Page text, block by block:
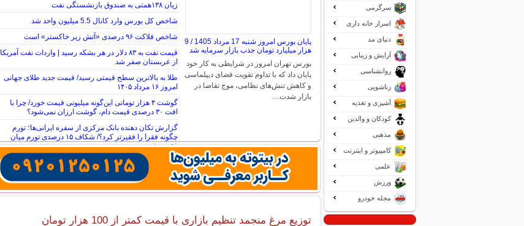
پایان بورس امروز شنبه 17 مرداد 1405 / 9
هزار میلیارد تومان جذب بازار سرمایه شد
بورس تهران امروز در شرایطی به کار خود
پایان داد که با تداوم تقویت فضای دیپلماسی
و کاهش تنش‌های نظامی، موج تقاضا در
بازار شدت…
زیان ۱۳۸همتی به صندوق بازنشستگی نفت
شاخص کل بورس وارد کانال 5.5 میلیون واحد شد
شاخص فلاکت ۹۶ درصدی «آتش زیر خاکستر» است
قیمت نفت به ۸۳ دلار در هر بشکه رسید | واردات نفت آمریکا
از عربستان صفر شد
طلا به بالاترین سطح قیمتی رسید/ قیمت جدید طلای جهانی
امروز ۱۶ مرداد ۱۴۰۵
گوشت ۴ هزار تومانی این‌گونه میلیونی قیمت خورد/ چرا با
افت ۳۰ درصدی قیمت دام، گوشت ارزان نمی‌شود؟
گزارش تکان‌ دهنده بانک مرکزی از سفره ایرانی‌ها؛ تورم
چگونه فقرا را فقیرتر کرد؟/ شکاف ۱۵ درصدی تورم میان
فقیر و غنی
توزیع مرغ منجمد تنظیم بازاری با قیمت کمتر از 100 هزار تومان
سرگرمی
اسرار خانه داری
دنیای مد
آرایش و زیبایی
روانشناسی
زناشویی
آشپزی و تغذیه
کودکان و والدین
مذهبی
کامپیوتر و اینترنت
علمی
ورزش
مجله خودرو